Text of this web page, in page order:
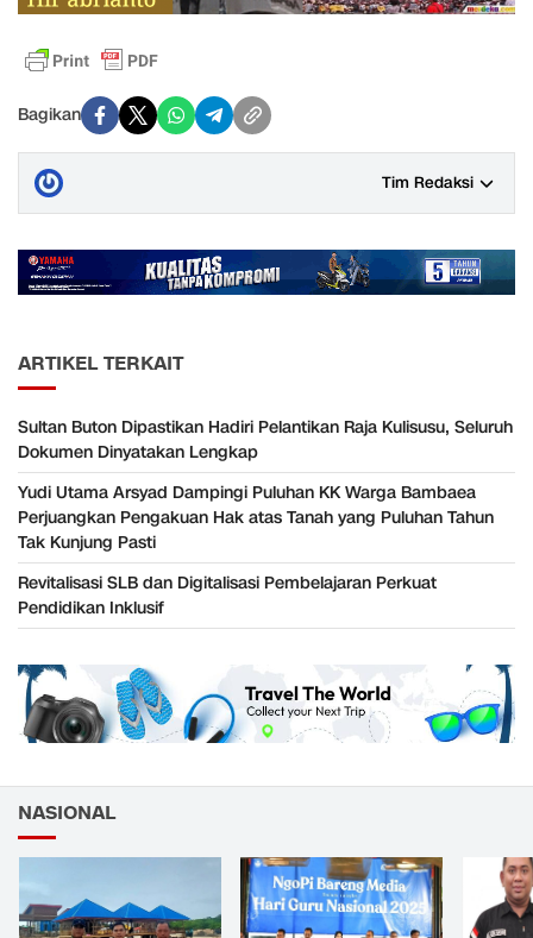
Bagikan
Tim Redaksi
ARTIKEL TERKAIT
Sultan Buton Dipastikan Hadiri Pelantikan Raja Kulisusu, Seluruh
Dokumen Dinyatakan Lengkap
Yudi Utama Arsyad Dampingi Puluhan KK Warga Bambaea
Perjuangkan Pengakuan Hak atas Tanah yang Puluhan Tahun
Tak Kunjung Pasti
Revitalisasi SLB dan Digitalisasi Pembelajaran Perkuat
Pendidikan Inklusif
NASIONAL